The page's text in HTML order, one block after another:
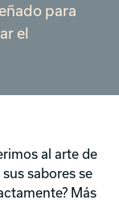
para
el
al arte de
sabores se
Más